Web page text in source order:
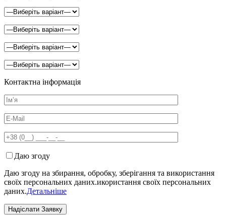
Контактна інформація
Даю згоду
Даю згоду на збирання, обробку, зберігання та використання
своїх персональних даних.икористання своїх персональних
даних.Детальніше